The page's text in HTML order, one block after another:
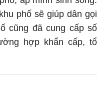
phố sẽ giúp dân gọi
cũng đã cung cấp số
hợp khẩn cấp, tổ